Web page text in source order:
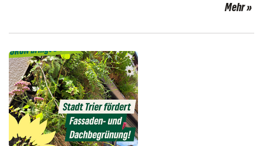
Mehr